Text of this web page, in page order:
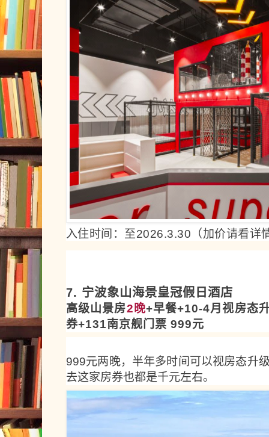
入住时间：至2026.3.30（加价请看详
7. 宁波象山海景皇冠假日酒店
高级山景房2晚+早餐+10-4月视房态
券+131南京舰门票 999元
999元两晚，半年多时间可以视房态升
去这家房券也都是千元左右。